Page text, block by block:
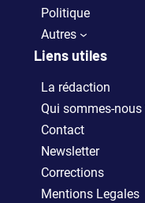
Politique
Autres
Liens utiles
La rédaction
Qui sommes-nous
Contact
Newsletter
Corrections
Mentions Legales